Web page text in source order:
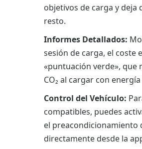
objetivos de carga y deja
resto.
Informes Detallados:
sesión de carga, el coste
«puntuación verde», que
CO₂ al cargar con
Control del Vehículo:
compatibles, puedes
el preacondicionamiento
directamente desde la